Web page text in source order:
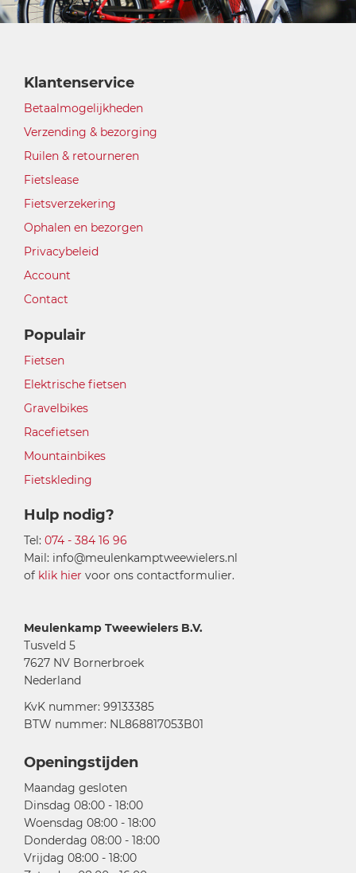
Klantenservice
Betaalmogelijkheden
Verzending & bezorging
Ruilen & retourneren
Fietslease
Fietsverzekering
Ophalen en bezorgen
Privacybeleid
Account
Contact
Populair
Fietsen
Elektrische fietsen
Gravelbikes
Racefietsen
Mountainbikes
Fietskleding
Hulp nodig?
Tel: 074 - 384 16 96
Mail: info@meulenkamptweewielers.nl
of klik hier voor ons contactformulier.
Meulenkamp Tweewielers B.V.
Tusveld 5
7627 NV Bornerbroek
Nederland
KvK nummer: 99133385
BTW nummer: NL868817053B01
Openingstijden
Maandag gesloten
Dinsdag 08:00 - 18:00
Woensdag 08:00 - 18:00
Donderdag 08:00 - 18:00
Vrijdag 08:00 - 18:00